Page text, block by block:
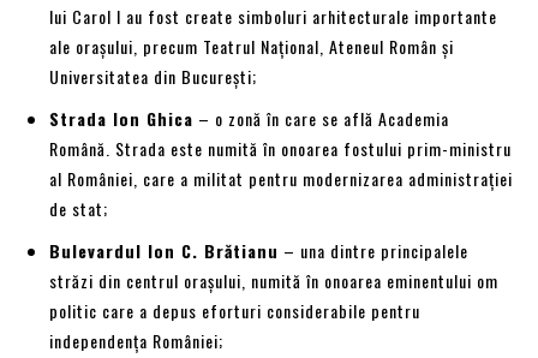
lui Carol I au fost create simboluri arhitecturale importante
ale orașului, precum Teatrul Național, Ateneul Român și
Universitatea din București;
Strada Ion Ghica – o zonă în care se află Academia
Română. Strada este numită în onoarea fostului prim-ministru
al României, care a militat pentru modernizarea administrației
de stat;
Bulevardul Ion C. Brătianu – una dintre principalele
străzi din centrul orașului, numită în onoarea eminentului om
politic care a depus eforturi considerabile pentru
independența României;